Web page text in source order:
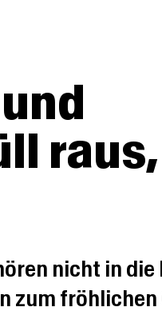
nicht in die
zum fröhlichen